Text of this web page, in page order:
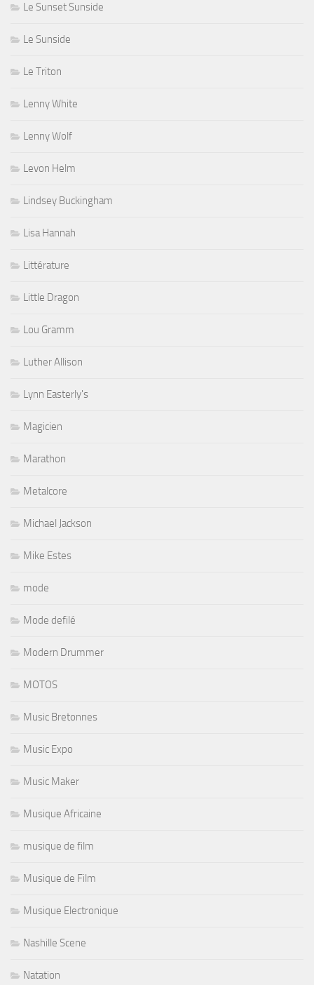
Le Sunset Sunside
Le Sunside
Le Triton
Lenny White
Lenny Wolf
Levon Helm
Lindsey Buckingham
Lisa Hannah
Littérature
Little Dragon
Lou Gramm
Luther Allison
Lynn Easterly's
Magicien
Marathon
Metalcore
Michael Jackson
Mike Estes
mode
Mode defilé
Modern Drummer
MOTOS
Music Bretonnes
Music Expo
Music Maker
Musique Africaine
musique de film
Musique de Film
Musique Electronique
Nashille Scene
Natation